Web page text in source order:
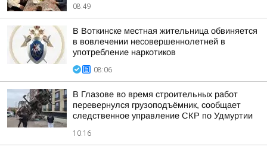
08:49
В Воткинске местная жительница обвиняется
в вовлечении несовершеннолетней в
употребление наркотиков
08:06
В Глазове во время строительных работ
перевернулся грузоподъёмник, сообщает
следственное управление СКР по Удмуртии
10:16